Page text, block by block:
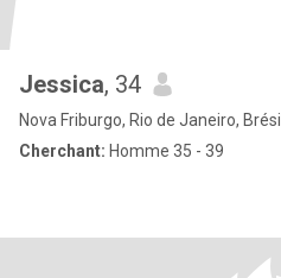
Jessica, 34
Nova Friburgo, Rio de Janeiro, Brésil
Cherchant: Homme 35 - 39